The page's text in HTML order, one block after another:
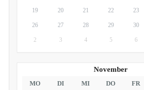
19 20 21 22 23
26 27 28 29 30
2 3 4 5 6
November
MO DI MI DO FR